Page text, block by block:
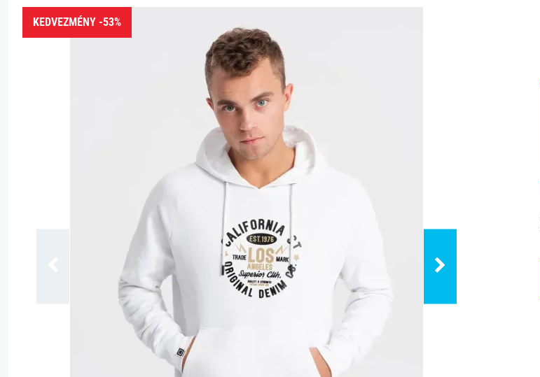
KEDVEZMÉNY -53%